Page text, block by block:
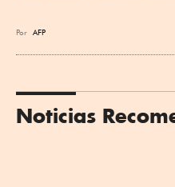
Por AFP
Noticias